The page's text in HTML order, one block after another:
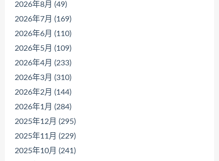
2026年8月 (49)
2026年7月 (169)
2026年6月 (110)
2026年5月 (109)
2026年4月 (233)
2026年3月 (310)
2026年2月 (144)
2026年1月 (284)
2025年12月 (295)
2025年11月 (229)
2025年10月 (241)